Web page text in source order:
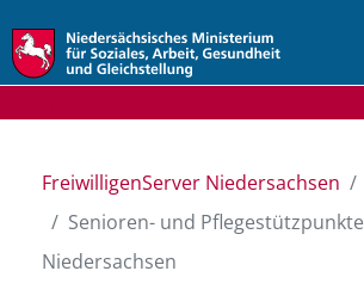
FreiwilligenServer Niedersachsen
Senioren- und Pflegestützpunkte
Niedersachsen